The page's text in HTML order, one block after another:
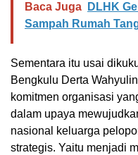
Baca Juga
DLHK
Sampah Rumah
Sementara itu usai
Bengkulu Derta
komitmen organisasi
dalam upaya
nasional keluarga
strategis. Yaitu menjadi